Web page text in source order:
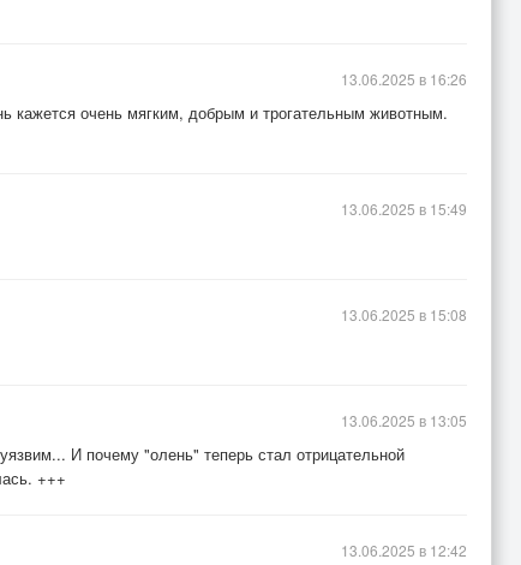
очень мягким, добрым и трогательным животным.
13.06.2025 в 16:26
13.06.2025 в 15:49
13.06.2025 в 15:08
И почему "олень" теперь стал отрицательной
+++
13.06.2025 в 13:05
13.06.2025 в 12:42